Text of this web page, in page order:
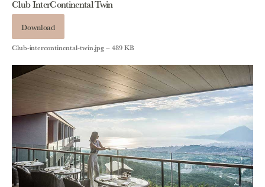
Club InterContinental Twin
Download
Club-intercontinental-twin.jpg – 489 KB